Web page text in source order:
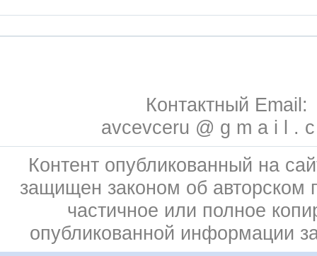
Контактный Email:
avcevceru @ g m a i l .
Контент опубликованный на
защищен законом об авторском
частичное или полное
опубликованной информации